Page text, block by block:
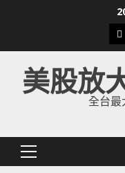
下
美股放
全台最
Primary